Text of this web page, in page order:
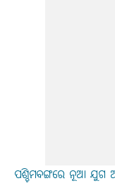
ପଶ୍ଚିମବଙ୍ଗରେ ନୂଆ ଯୁଗ